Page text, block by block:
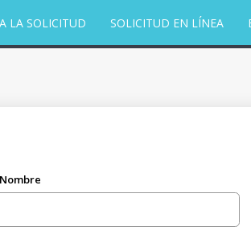
LA SOLICITUD SOLICITUD EN LÍNEA